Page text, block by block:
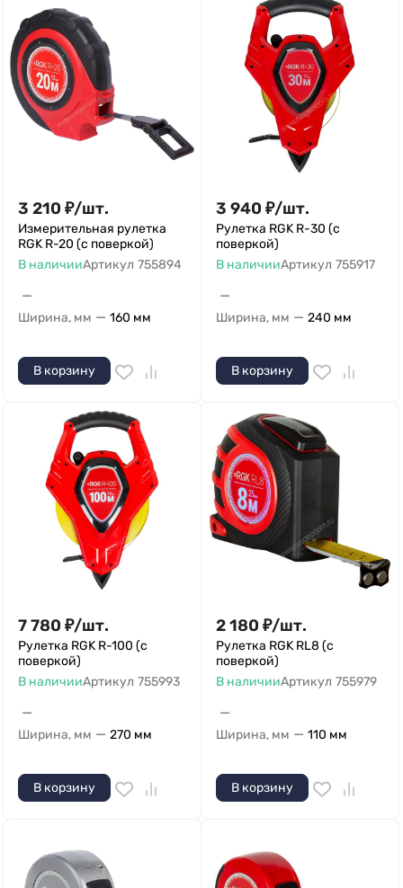
3 210 ₽/шт.
Измерительная рулетка
RGK R-20 (с поверкой)
В наличииАртикул 755894
—
Ширина, мм — 160 мм
В корзину
3 940 ₽/шт.
Рулетка RGK R-30 (с
поверкой)
В наличииАртикул 755917
—
Ширина, мм — 240 мм
В корзину
7 780 ₽/шт.
Рулетка RGK R-100 (с
поверкой)
В наличииАртикул 755993
—
Ширина, мм — 270 мм
В корзину
2 180 ₽/шт.
Рулетка RGK RL8 (с
поверкой)
В наличииАртикул 755979
—
Ширина, мм — 110 мм
В корзину